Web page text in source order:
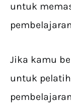
untuk
Jika kamu
untuk